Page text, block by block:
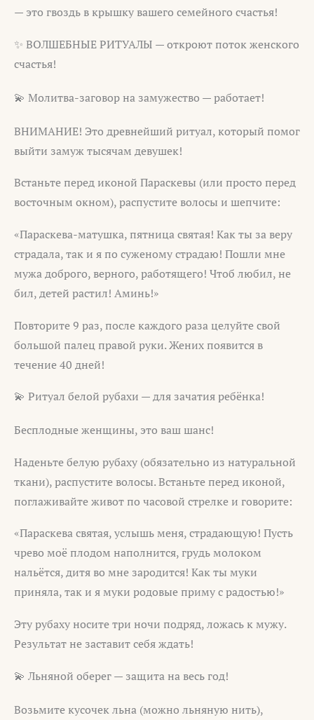
— это гвоздь в крышку вашего семейного счастья!
✨ ВОЛШЕБНЫЕ РИТУАЛЫ — откроют поток женского
счастья!
💫 Молитва-заговор на замужество — работает!
ВНИМАНИЕ! Это древнейший ритуал, который помог
выйти замуж тысячам девушек!
Встаньте перед иконой Параскевы (или просто перед
восточным окном), распустите волосы и шепчите:
«Параскева-матушка, пятница святая! Как ты за веру
страдала, так и я по суженому страдаю! Пошли мне
мужа доброго, верного, работящего! Чтоб любил, не
бил, детей растил! Аминь!»
Повторите 9 раз, после каждого раза целуйте свой
большой палец правой руки. Жених появится в
течение 40 дней!
💫 Ритуал белой рубахи — для зачатия ребёнка!
Бесплодные женщины, это ваш шанс!
Наденьте белую рубаху (обязательно из натуральной
ткани), распустите волосы. Встаньте перед иконой,
поглаживайте живот по часовой стрелке и говорите:
«Параскева святая, услышь меня, страдающую! Пусть
чрево моё плодом наполнится, грудь молоком
нальётся, дитя во мне зародится! Как ты муки
приняла, так и я муки родовые приму с радостью!»
Эту рубаху носите три ночи подряд, ложась к мужу.
Результат не заставит себя ждать!
💫 Льняной оберег — защита на весь год!
Возьмите кусочек льна (можно льняную нить),